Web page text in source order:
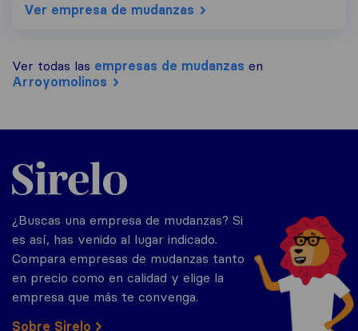
Ver empresa de mudanzas
Ver todas las empresas de mudanzas en
Arroyomolinos
Sirelo.es
¿Buscas una empresa de mudanzas? Si
es así, has venido al lugar indicado.
Compara empresas de mudanzas tanto
en precio como en calidad y elige la
empresa que más te convenga.
Sobre Sirelo